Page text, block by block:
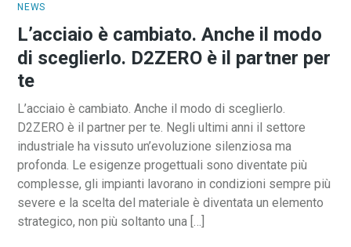
NEWS
L’acciaio è cambiato. Anche il modo
di sceglierlo. D2ZERO è il partner per
te
L’acciaio è cambiato. Anche il modo di sceglierlo.
D2ZERO è il partner per te. Negli ultimi anni il settore
industriale ha vissuto un’evoluzione silenziosa ma
profonda. Le esigenze progettuali sono diventate più
complesse, gli impianti lavorano in condizioni sempre più
severe e la scelta del materiale è diventata un elemento
strategico, non più soltanto una […]